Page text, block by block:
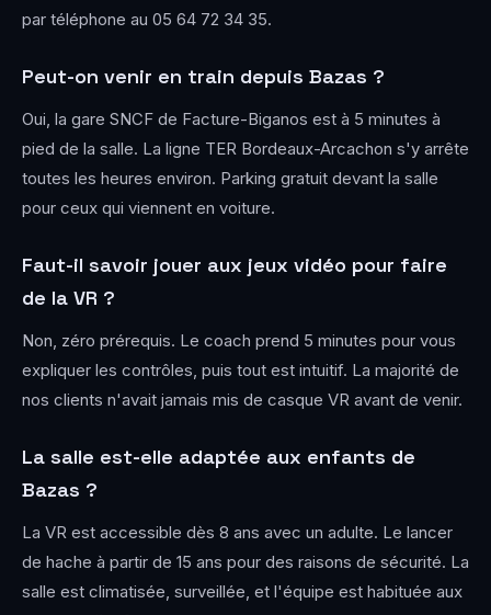
par téléphone au 05 64 72 34 35.
Peut-on venir en train depuis Bazas ?
Oui, la gare SNCF de Facture-Biganos est à 5 minutes à
pied de la salle. La ligne TER Bordeaux-Arcachon s'y arrête
toutes les heures environ. Parking gratuit devant la salle
pour ceux qui viennent en voiture.
Faut-il savoir jouer aux jeux vidéo pour faire
de la VR ?
Non, zéro prérequis. Le coach prend 5 minutes pour vous
expliquer les contrôles, puis tout est intuitif. La majorité de
nos clients n'avait jamais mis de casque VR avant de venir.
La salle est-elle adaptée aux enfants de
Bazas ?
La VR est accessible dès 8 ans avec un adulte. Le lancer
de hache à partir de 15 ans pour des raisons de sécurité. La
salle est climatisée, surveillée, et l'équipe est habituée aux